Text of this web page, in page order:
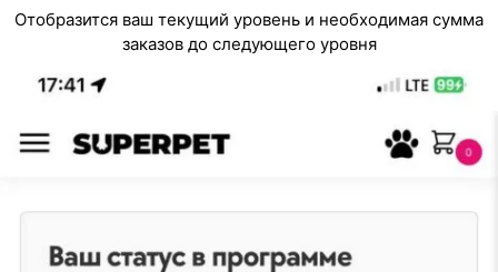
Отобразится ваш текущий уровень и необходимая сумма
заказов до следующего уровня